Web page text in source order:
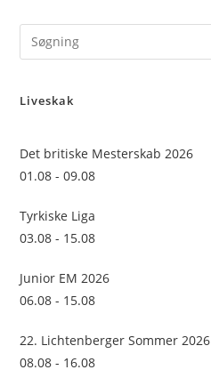
Liveskak
Det britiske Mesterskab 2026
01.08 - 09.08
Tyrkiske Liga
03.08 - 15.08
Junior EM 2026
06.08 - 15.08
22. Lichtenberger Sommer 2026
08.08 - 16.08